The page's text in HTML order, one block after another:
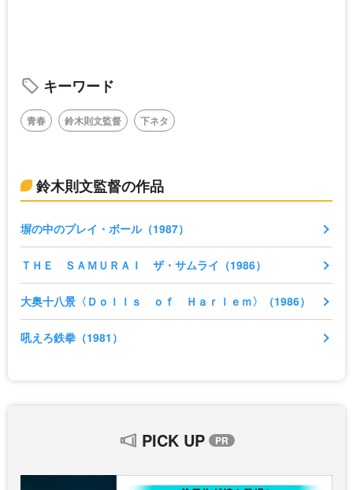
キーワード
青春 鈴木則文監督 下ネタ
鈴木則文監督の作品
塀の中のプレイ・ボール（1987）
ＴＨＥ ＳＡＭＵＲＡＩ ザ・サムライ（1986）
大奥十八景〈Ｄｏｌｌｓ ｏｆ Ｈａｒｌｅｍ〉（1986）
吼えろ鉄拳（1981）
PICK UP